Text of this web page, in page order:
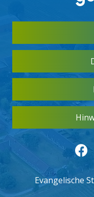
Evangelische